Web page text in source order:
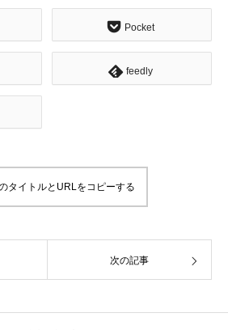
Pocket
feedly
タイトルとURLをコピーする
次の記事